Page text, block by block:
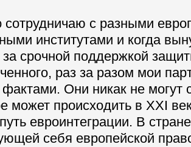
с разными
институтами и когда
срочной поддержкой
раз за разом мои
Они никак не могут
может происходить в ХХI
евроинтеграции. В
себя европейской